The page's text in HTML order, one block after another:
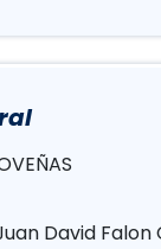
David Falon